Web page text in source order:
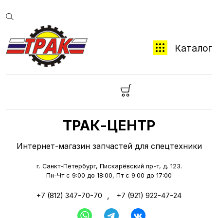
Каталог
ТРАК-ЦЕНТР
Интернет-магазин запчастей для спецтехники
г. Санкт-Петербург, Пискарёвский пр-т, д. 123.
Пн-Чт с 9:00 до 18:00, Пт с 9:00 до 17:00
+7 (812) 347-70-70 , +7 (921) 922-47-24